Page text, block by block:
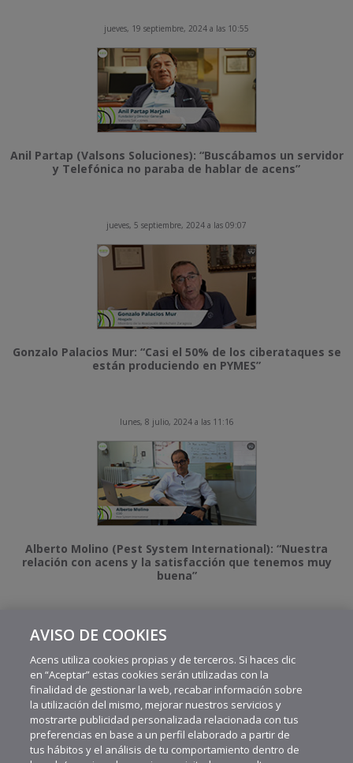
jueves, 19 septiembre, 2024 a las 10:55
Anil Partap (Valsons Soluciones): “Buscábamos un servidor
y Telefónica no paraba de hablar de acens”
jueves, 5 septiembre, 2024 a las 09:07
Gonzalo Palacios Mur: “Casi el 50% de los ciberataques se
están produciendo en PYMES”
lunes, 8 julio, 2024 a las 11:16
Alberto Molino (Pest System International): “Nuestra
relación con acens y la satisfacción que tenemos muy
buena”
MÁS VIDEOS RECIENTES
AVISO DE COOKIES
Acens utiliza cookies propias y de terceros. Si haces clic
en “Aceptar” estas cookies serán utilizadas con la
finalidad de gestionar la web, recabar información sobre
la utilización del mismo, mejorar nuestros servicios y
mostrarte publicidad personalizada relacionada con tus
preferencias en base a un perfil elaborado a partir de
tus hábitos y el análisis de tu comportamiento dentro de